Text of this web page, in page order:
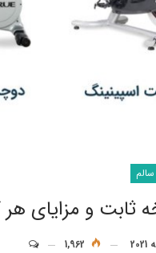
ثابت و مزایای هر
1,962